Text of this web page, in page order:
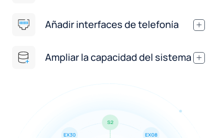
Añadir interfaces de telefonía .
Ampliar la capacidad del sistema .